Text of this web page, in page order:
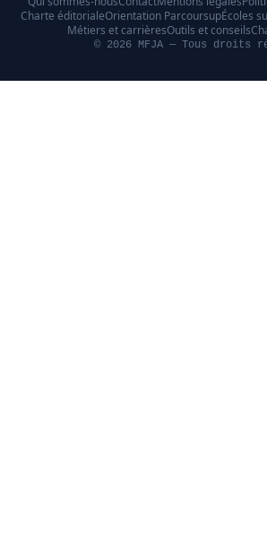
Charte éditorialeOrientation ParcoursupÉcoles
Métiers et carrièresOutils et conseils
© 2026 MFJA — Tous droits